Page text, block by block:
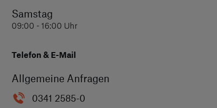
Samstag
09:00 - 16:00 Uhr
Telefon & E-Mail
Allgemeine Anfragen
0341 2585-0